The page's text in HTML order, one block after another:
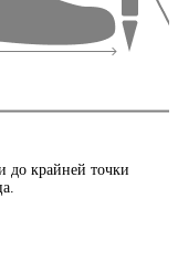
до крайней точки